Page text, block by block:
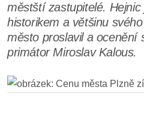
městští zastupitelé.
historikem a většinu
město proslavil a ocenění
primátor Miroslav Kalous.